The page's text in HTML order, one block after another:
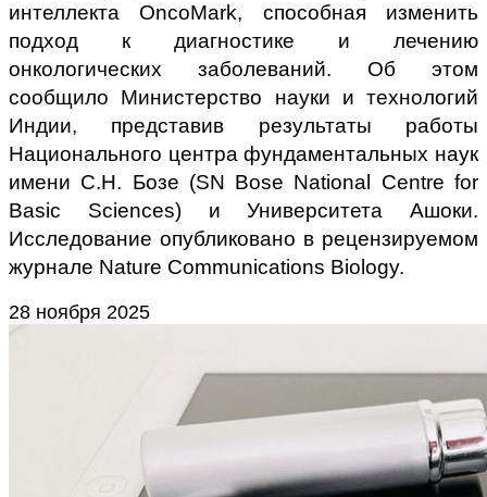
интеллекта OncoMark, способная изменить
подход к диагностике и лечению
онкологических заболеваний. Об этом
сообщило Министерство науки и технологий
Индии, представив результаты работы
Национального центра фундаментальных наук
имени С.Н. Бозе (SN Bose National Centre for
Basic Sciences) и Университета Ашоки.
Исследование опубликовано в рецензируемом
журнале Nature Communications Biology.
28 ноября 2025